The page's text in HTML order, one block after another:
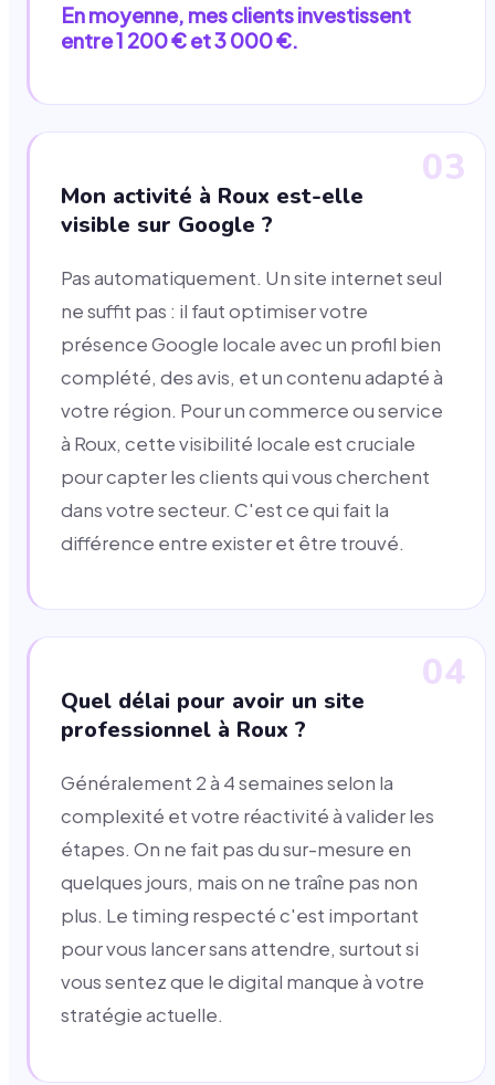
En moyenne, mes clients investissent
entre 1 200 € et 3 000 €.
03
Mon activité à Roux est-elle
visible sur Google ?
Pas automatiquement. Un site internet seul
ne suffit pas : il faut optimiser votre
présence Google locale avec un profil bien
complété, des avis, et un contenu adapté à
votre région. Pour un commerce ou service
à Roux, cette visibilité locale est cruciale
pour capter les clients qui vous cherchent
dans votre secteur. C'est ce qui fait la
différence entre exister et être trouvé.
04
Quel délai pour avoir un site
professionnel à Roux ?
Généralement 2 à 4 semaines selon la
complexité et votre réactivité à valider les
étapes. On ne fait pas du sur-mesure en
quelques jours, mais on ne traîne pas non
plus. Le timing respecté c'est important
pour vous lancer sans attendre, surtout si
vous sentez que le digital manque à votre
stratégie actuelle.